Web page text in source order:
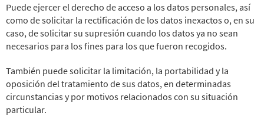
Puede ejercer el derecho de acceso a los datos personales, así
como de solicitar la rectificación de los datos inexactos o, en su
caso, de solicitar su supresión cuando los datos ya no sean
necesarios para los fines para los que fueron recogidos.
También puede solicitar la limitación, la portabilidad y la
oposición del tratamiento de sus datos, en determinadas
circunstancias y por motivos relacionados con su situación
particular.